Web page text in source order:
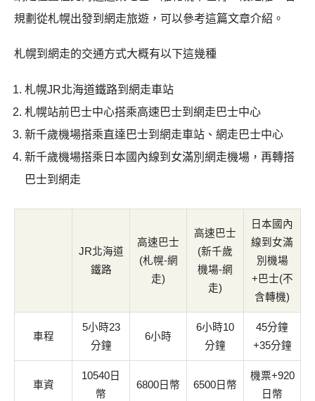
規劃從札幌出發到網走旅遊，可以參考這篇文章介紹。
札幌到網走的交通方式大概有以下這幾種
札幌JR北海道鐵路到網走車站
札幌站前巴士中心搭乘高速巴士到網走巴士中心
新千歲機場搭乘直達巴士到網走車站、網走巴士中心
新千歲機場搭乘日本國內線到女滿別網走機場，再轉搭
巴士到網走
JR北海道
鐵路
高速巴士
(札幌-網
走)
高速巴士
(新千歲
機場-網
走)
日本國內
線到女滿
別機場
+巴士(不
含轉機)
車程
5小時23
分鐘
6小時
6小時10
分鐘
45分鐘
+35分鐘
車資
10540日
幣
6800日幣 6500日幣
機票+920
日幣